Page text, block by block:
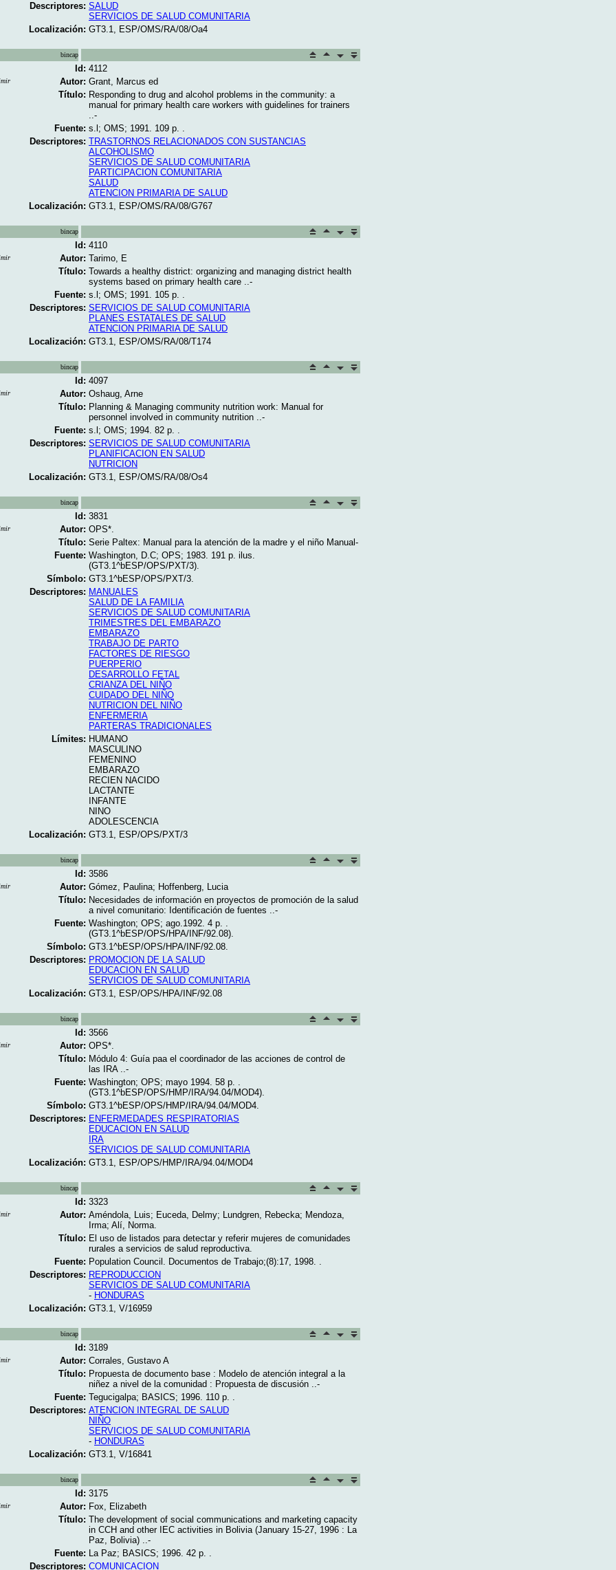
Descriptores: SALUD
SERVICIOS DE SALUD COMUNITARIA
Localización: GT3.1, ESP/OMS/RA/08/Oa4
bincap
Id: 4112
Autor: Grant, Marcus ed
Título: Responding to drug and alcohol problems in the community: a
manual for primary health care workers with guidelines for trainers
..-
Fuente: s.l; OMS; 1991. 109 p. .
Descriptores: TRASTORNOS RELACIONADOS CON SUSTANCIAS
ALCOHOLISMO
SERVICIOS DE SALUD COMUNITARIA
PARTICIPACION COMUNITARIA
SALUD
ATENCION PRIMARIA DE SALUD
Localización: GT3.1, ESP/OMS/RA/08/G767
bincap
Id: 4110
Autor: Tarimo, E
Título: Towards a healthy district: organizing and managing district health
systems based on primary health care ..-
Fuente: s.l; OMS; 1991. 105 p. .
Descriptores: SERVICIOS DE SALUD COMUNITARIA
PLANES ESTATALES DE SALUD
ATENCION PRIMARIA DE SALUD
Localización: GT3.1, ESP/OMS/RA/08/T174
bincap
Id: 4097
Autor: Oshaug, Arne
Título: Planning & Managing community nutrition work: Manual for
personnel involved in community nutrition ..-
Fuente: s.l; OMS; 1994. 82 p. .
Descriptores: SERVICIOS DE SALUD COMUNITARIA
PLANIFICACION EN SALUD
NUTRICION
Localización: GT3.1, ESP/OMS/RA/08/Os4
bincap
Id: 3831
Autor: OPS*.
Título: Serie Paltex: Manual para la atención de la madre y el niño Manual-
Fuente: Washington, D.C; OPS; 1983. 191 p. ilus.
(GT3.1^bESP/OPS/PXT/3).
Símbolo: GT3.1^bESP/OPS/PXT/3.
Descriptores: MANUALES
SALUD DE LA FAMILIA
SERVICIOS DE SALUD COMUNITARIA
TRIMESTRES DEL EMBARAZO
EMBARAZO
TRABAJO DE PARTO
FACTORES DE RIESGO
PUERPERIO
DESARROLLO FETAL
CRIANZA DEL NIÑO
CUIDADO DEL NIÑO
NUTRICION DEL NIÑO
ENFERMERIA
PARTERAS TRADICIONALES
Límites: HUMANO
MASCULINO
FEMENINO
EMBARAZO
RECIEN NACIDO
LACTANTE
INFANTE
NINO
ADOLESCENCIA
Localización: GT3.1, ESP/OPS/PXT/3
bincap
Id: 3586
Autor: Gómez, Paulina; Hoffenberg, Lucia
Título: Necesidades de información en proyectos de promoción de la salud
a nivel comunitario: Identificación de fuentes ..-
Fuente: Washington; OPS; ago.1992. 4 p. .
(GT3.1^bESP/OPS/HPA/INF/92.08).
Símbolo: GT3.1^bESP/OPS/HPA/INF/92.08.
Descriptores: PROMOCION DE LA SALUD
EDUCACION EN SALUD
SERVICIOS DE SALUD COMUNITARIA
Localización: GT3.1, ESP/OPS/HPA/INF/92.08
bincap
Id: 3566
Autor: OPS*.
Título: Módulo 4: Guía paa el coordinador de las acciones de control de
las IRA ..-
Fuente: Washington; OPS; mayo 1994. 58 p. .
(GT3.1^bESP/OPS/HMP/IRA/94.04/MOD4).
Símbolo: GT3.1^bESP/OPS/HMP/IRA/94.04/MOD4.
Descriptores: ENFERMEDADES RESPIRATORIAS
EDUCACION EN SALUD
IRA
SERVICIOS DE SALUD COMUNITARIA
Localización: GT3.1, ESP/OPS/HMP/IRA/94.04/MOD4
bincap
Id: 3323
Autor: Améndola, Luis; Euceda, Delmy; Lundgren, Rebecka; Mendoza,
Irma; Alí, Norma.
Título: El uso de listados para detectar y referir mujeres de comunidades
rurales a servicios de salud reproductiva.
Fuente: Population Council. Documentos de Trabajo;(8):17, 1998. .
Descriptores: REPRODUCCION
SERVICIOS DE SALUD COMUNITARIA
- HONDURAS
Localización: GT3.1, V/16959
bincap
Id: 3189
Autor: Corrales, Gustavo A
Título: Propuesta de documento base : Modelo de atención integral a la
niñez a nivel de la comunidad : Propuesta de discusión ..-
Fuente: Tegucigalpa; BASICS; 1996. 110 p. .
Descriptores: ATENCION INTEGRAL DE SALUD
NIÑO
SERVICIOS DE SALUD COMUNITARIA
- HONDURAS
Localización: GT3.1, V/16841
bincap
Id: 3175
Autor: Fox, Elizabeth
Título: The development of social communications and marketing capacity
in CCH and other IEC activities in Bolivia (January 15-27, 1996 : La
Paz, Bolivia) ..-
Fuente: La Paz; BASICS; 1996. 42 p. .
Descriptores: COMUNICACION